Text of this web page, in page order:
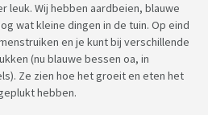
leuk. Wij hebben aardbeien, blauwe
wat kleine dingen in de tuin. Op eind
en je kunt bij verschillende
(nu blauwe bessen oa, in
Ze zien hoe het groeit en eten het
hebben.